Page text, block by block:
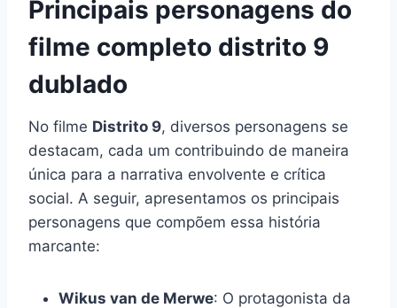
Principais personagens do
filme completo distrito 9
dublado
No filme Distrito 9, diversos personagens se
destacam, cada um contribuindo de maneira
única para a narrativa envolvente e crítica
social. A seguir, apresentamos os principais
personagens que compõem essa história
marcante:
Wikus van de Merwe: O protagonista da